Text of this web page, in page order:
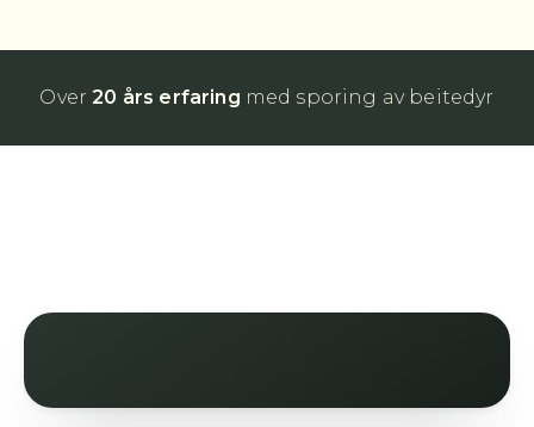
Over20 års erfaring med sporing av beitedyr